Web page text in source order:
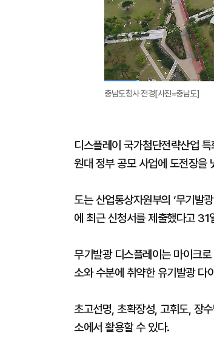
충남도청사 전경[사진=충남도]
디스플레이 국가첨단전략산업
원대 정부 공모 사업에 도전장을
도는 산업통상자원부의 ‘무기발
에 최근 신청서를 제출했다고 31
무기발광 디스플레이는 마이크
소와 수분에 취약한 유기발광
초고선명, 초확장성, 고휘도, 장
소에서 활용할 수 있다.